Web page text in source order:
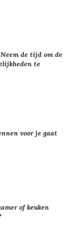
de tijd om de
te
voor je gaat
of keuken